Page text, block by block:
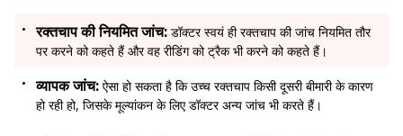
रक्तचाप की नियमित जांच: डॉक्टर स्वयं ही रक्तचाप की जांच नियमित तौर
पर करने को कहते हैं और वह रीडिंग को ट्रैक भी करने को कहते हैं।
व्यापक जांच: ऐसा हो सकता है कि उच्च रक्तचाप किसी दूसरी बीमारी के कारण
हो रही हो, जिसके मूल्यांकन के लिए डॉक्टर अन्य जांच भी करते हैं।